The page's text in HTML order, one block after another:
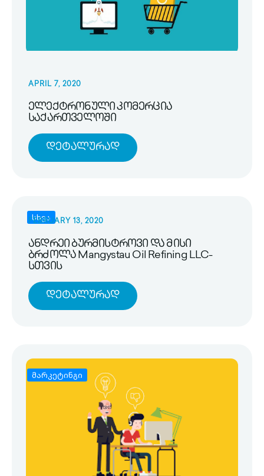
APRIL 7, 2020
ელექტრონული კომერცია
საქართველოში
Დეტალურად
სხვა
FEBRUARY 13, 2020
ანდრეი ბურმისტროვი და მისი
ბრძოლა Mangystau Oil Refining LLC-
სთვის
Დეტალურად
მარკეტინგი